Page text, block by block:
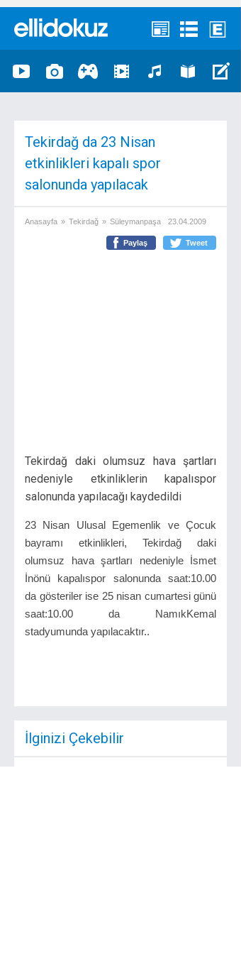
Tekirdağ da 23 Nisan
etkinlikleri kapalı spor
salonunda yapılacak
Anasayfa » Tekirdağ » Süleymanpaşa 23.04.2009
Paylaş Tweet
Tekirdağ daki olumsuz hava şartları
nedeniyle etkinliklerin kapalıspor
salonunda yapılacağı kaydedildi
23 Nisan Ulusal Egemenlik ve Çocuk
bayramı etkinlikleri, Tekirdağ daki
olumsuz hava şartları nedeniyle İsmet
İnönü kapalıspor salonunda saat:10.00
da gösteriler ise 25 nisan cumartesi günü
saat:10.00 da NamıkKemal
stadyumunda yapılacaktır..
İlginizi Çekebilir